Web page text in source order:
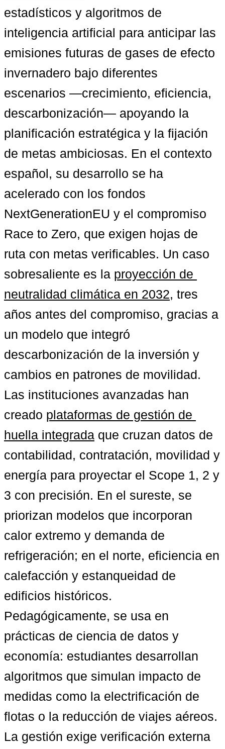
estadísticos y algoritmos de
inteligencia artificial para anticipar las
emisiones futuras de gases de efecto
invernadero bajo diferentes
escenarios —crecimiento, eficiencia,
descarbonización— apoyando la
planificación estratégica y la fijación
de metas ambiciosas. En el contexto
español, su desarrollo se ha
acelerado con los fondos
NextGenerationEU y el compromiso
Race to Zero, que exigen hojas de
ruta con metas verificables. Un caso
sobresaliente es la proyección de
neutralidad climática en 2032, tres
años antes del compromiso, gracias a
un modelo que integró
descarbonización de la inversión y
cambios en patrones de movilidad.
Las instituciones avanzadas han
creado plataformas de gestión de
huella integrada que cruzan datos de
contabilidad, contratación, movilidad y
energía para proyectar el Scope 1, 2 y
3 con precisión. En el sureste, se
priorizan modelos que incorporan
calor extremo y demanda de
refrigeración; en el norte, eficiencia en
calefacción y estanqueidad de
edificios históricos.
Pedagógicamente, se usa en
prácticas de ciencia de datos y
economía: estudiantes desarrollan
algoritmos que simulan impacto de
medidas como la electrificación de
flotas o la reducción de viajes aéreos.
La gestión exige verificación externa